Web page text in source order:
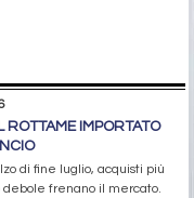
ROTTAME IMPORTATO
di fine luglio, acquisti più
debole frenano il mercato.